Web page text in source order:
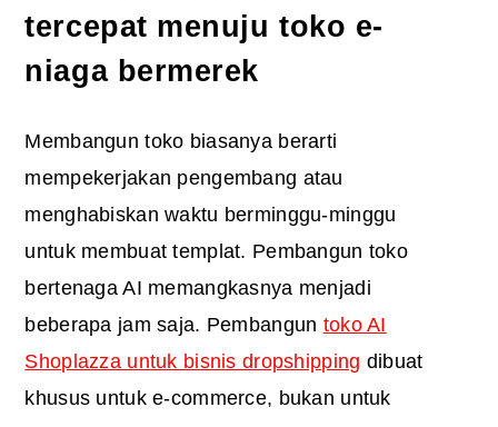
tercepat menuju toko e-
niaga bermerek
Membangun toko biasanya berarti
mempekerjakan pengembang atau
menghabiskan waktu berminggu-minggu
untuk membuat templat. Pembangun toko
bertenaga AI memangkasnya menjadi
beberapa jam saja. Pembangun toko AI
Shoplazza untuk bisnis dropshipping dibuat
khusus untuk e-commerce, bukan untuk